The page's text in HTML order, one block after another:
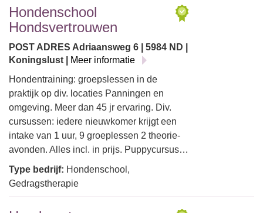
Hondenschool
Hondsvertrouwen
POST ADRES Adriaansweg 6 | 5984 ND |
Koningslust |
Meer informatie
Hondentraining: groepslessen in de
praktijk op div. locaties Panningen en
omgeving. Meer dan 45 jr ervaring. Div.
cursussen: iedere nieuwkomer krijgt een
intake van 1 uur, 9 groeplessen 2 theorie-
avonden. Alles incl. in prijs. Puppycursus…
Type bedrijf: Hondenschool,
Gedragstherapie